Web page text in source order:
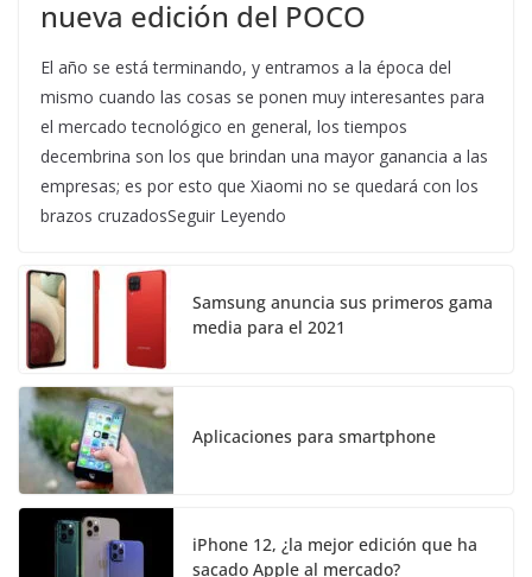
nueva edición del POCO
El año se está terminando, y entramos a la época del
mismo cuando las cosas se ponen muy interesantes para
el mercado tecnológico en general, los tiempos
decembrina son los que brindan una mayor ganancia a las
empresas; es por esto que Xiaomi no se quedará con los
brazos cruzadosSeguir Leyendo
Samsung anuncia sus primeros gama
media para el 2021
Aplicaciones para smartphone
iPhone 12, ¿la mejor edición que ha
sacado Apple al mercado?